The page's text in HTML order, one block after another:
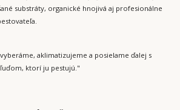
substráty, organické hnojivá aj profesionálne
aklimatizujeme a posielame ďalej s
ktorí ju pestujú."